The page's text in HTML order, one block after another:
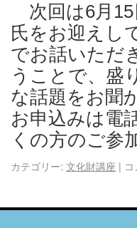
次回は6月
氏をお迎えし
でお話いただ
うことで、盛
な話題をお聞
お申込みは電
くの方のご参
カテゴリー: 文化財講座 |